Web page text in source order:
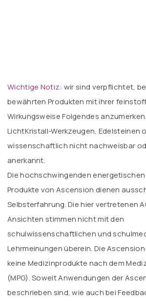
Wichtige Notiz: wir sind verpflichtet,
bewährten Produkten mit ihrer
Wirkungsweise Folgendes
LichtKristall-Werkzeugen, Edelsteinen
wissenschaftlich nicht nachweisbar
anerkannt.
Die hochschwingenden
Produkte von Ascension dienen
Selbsterfahrung. Die hier vertretenen
Ansichten stimmen nicht mit den
schulwissenschaftlichen und
Lehrmeinungen überein. Die
keine Medizinprodukte nach dem
(MPG). Soweit Anwendungen der
beschrieben sind, wie auch bei